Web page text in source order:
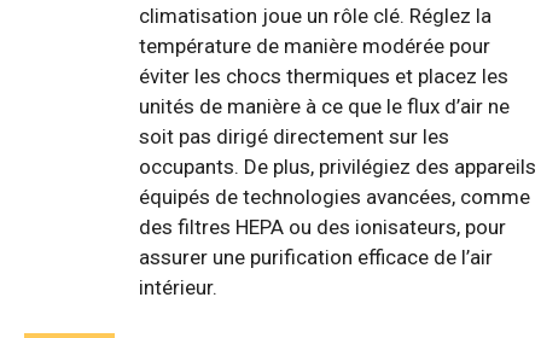
climatisation joue un rôle clé. Réglez la
température de manière modérée pour
éviter les chocs thermiques et placez les
unités de manière à ce que le flux d’air ne
soit pas dirigé directement sur les
occupants. De plus, privilégiez des appareils
équipés de technologies avancées, comme
des filtres HEPA ou des ionisateurs, pour
assurer une purification efficace de l’air
intérieur.